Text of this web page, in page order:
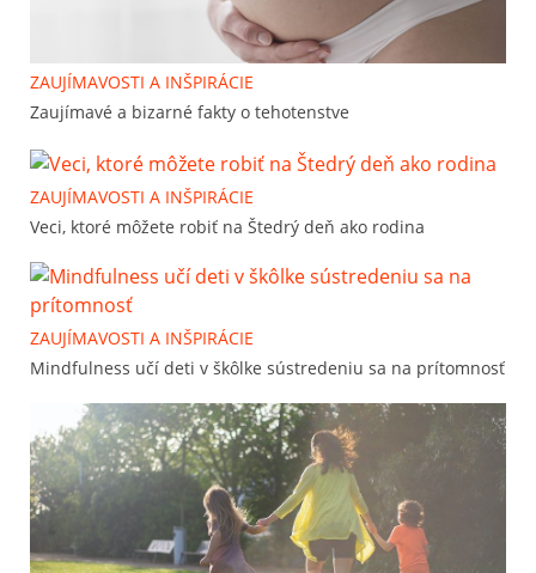
ZAUJÍMAVOSTI A INŠPIRÁCIE
Zaujímavé a bizarné fakty o tehotenstve
ZAUJÍMAVOSTI A INŠPIRÁCIE
Veci, ktoré môžete robiť na Štedrý deň ako rodina
ZAUJÍMAVOSTI A INŠPIRÁCIE
Mindfulness učí deti v škôlke sústredeniu sa na prítomnosť